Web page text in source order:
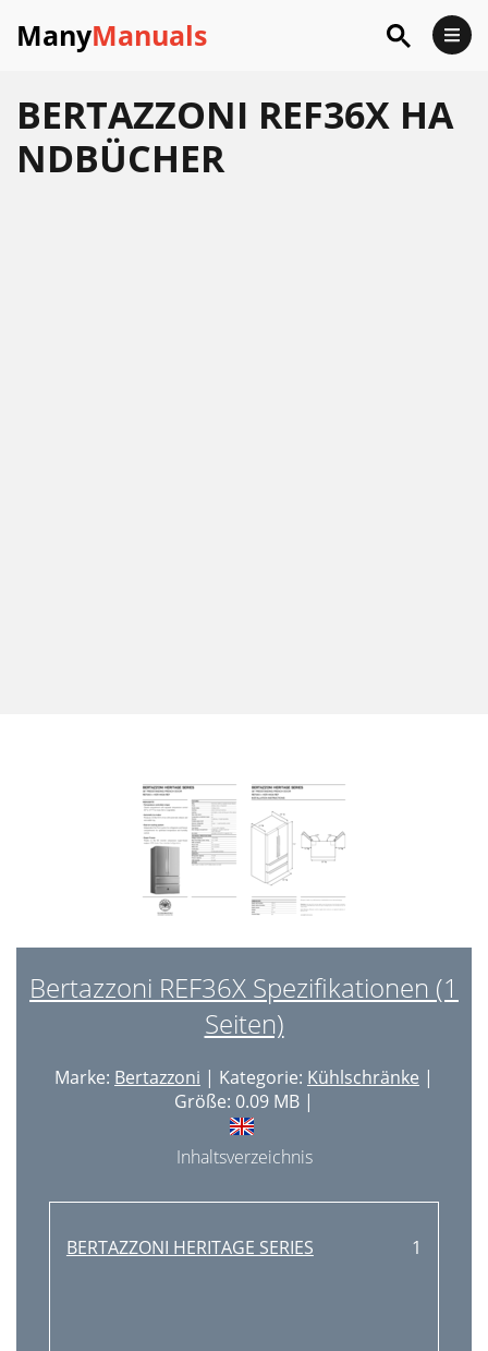
ManyManuals
BERTAZZONI REF36X HA
NDBÜCHER
Bertazzoni REF36X Spezifikationen (1
Seiten)
Marke: Bertazzoni | Kategorie: Kühlschränke |
Größe: 0.09 MB |
Inhaltsverzeichnis
BERTAZZONI HERITAGE SERIES 1